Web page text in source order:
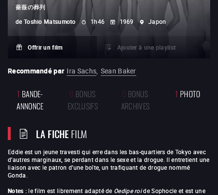
薔薇の葬列
de Toshio Matsumoto 1h46 1969 Japon
Offrir un film Ajouter à une playlist
Recommandé par Ira Sachs, Sean Baker
1 BANDE-
ANNONCE
0 BONUS
EXCLUSIFS
0 BONUS
ARCHIVES
1 PHOTO
LA FICHEFILM
Eddie est un jeune travesti qui erre dans les bas-quartiers de Tokyo avec
d’autres marginaux, se perdant dans le sexe et la drogue. Il entretient une
liaison avec le patron d’une boîte, un trafiquant de drogue nommé
Gonda.
Notes :le film est librement adapté de Oedipe roide Sophocle et est une